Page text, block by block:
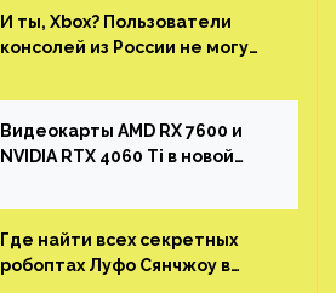
И ты, Xbox? Пользователи
консолей из России не могут
Видеокарты AMD RX 7600 и
NVIDIA RTX 4060 Ti в новой
Где найти всех секретных
робоптах Луфо Сянчжоу в